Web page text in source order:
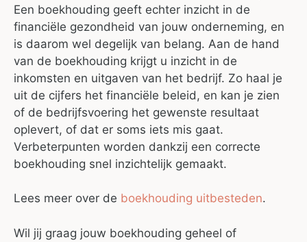
Een boekhouding geeft echter inzicht in de
financiële gezondheid van jouw onderneming, en
is daarom wel degelijk van belang. Aan de hand
van de boekhouding krijgt u inzicht in de
inkomsten en uitgaven van het bedrijf. Zo haal je
uit de cijfers het financiële beleid, en kan je zien
of de bedrijfsvoering het gewenste resultaat
oplevert, of dat er soms iets mis gaat.
Verbeterpunten worden dankzij een correcte
boekhouding snel inzichtelijk gemaakt.
Lees meer over de boekhouding uitbesteden.
Wil jij graag jouw boekhouding geheel of